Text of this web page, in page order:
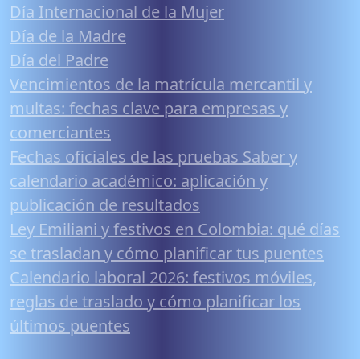
Día Internacional de la Mujer
Día de la Madre
Día del Padre
Vencimientos de la matrícula mercantil y
multas: fechas clave para empresas y
comerciantes
Fechas oficiales de las pruebas Saber y
calendario académico: aplicación y
publicación de resultados
Ley Emiliani y festivos en Colombia: qué días
se trasladan y cómo planificar tus puentes
Calendario laboral 2026: festivos móviles,
reglas de traslado y cómo planificar los
últimos puentes